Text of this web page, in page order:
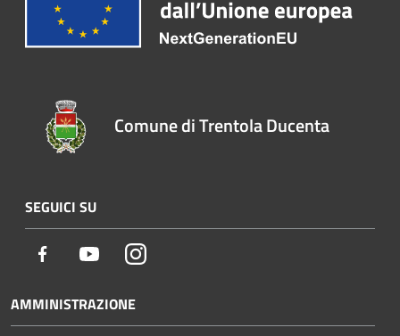
Comune di Trentola Ducenta
SEGUICI SU
Facebook YoutubeInstagram
AMMINISTRAZIONE